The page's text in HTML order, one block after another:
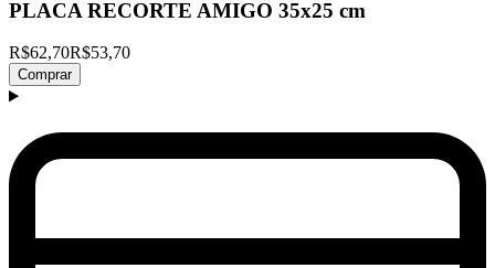
PLACA RECORTE AMIGO 35x25 cm
R$62,70R$53,70
Comprar